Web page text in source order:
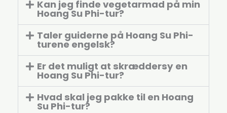
Kan jeg finde vegetarmad på min
Hoang Su Phi-tur?
Taler guiderne på Hoang Su Phi-
turene engelsk?
Er det muligt at skræddersy en
Hoang Su Phi-tur?
Hvad skal jeg pakke til en Hoang
Su Phi-tur?